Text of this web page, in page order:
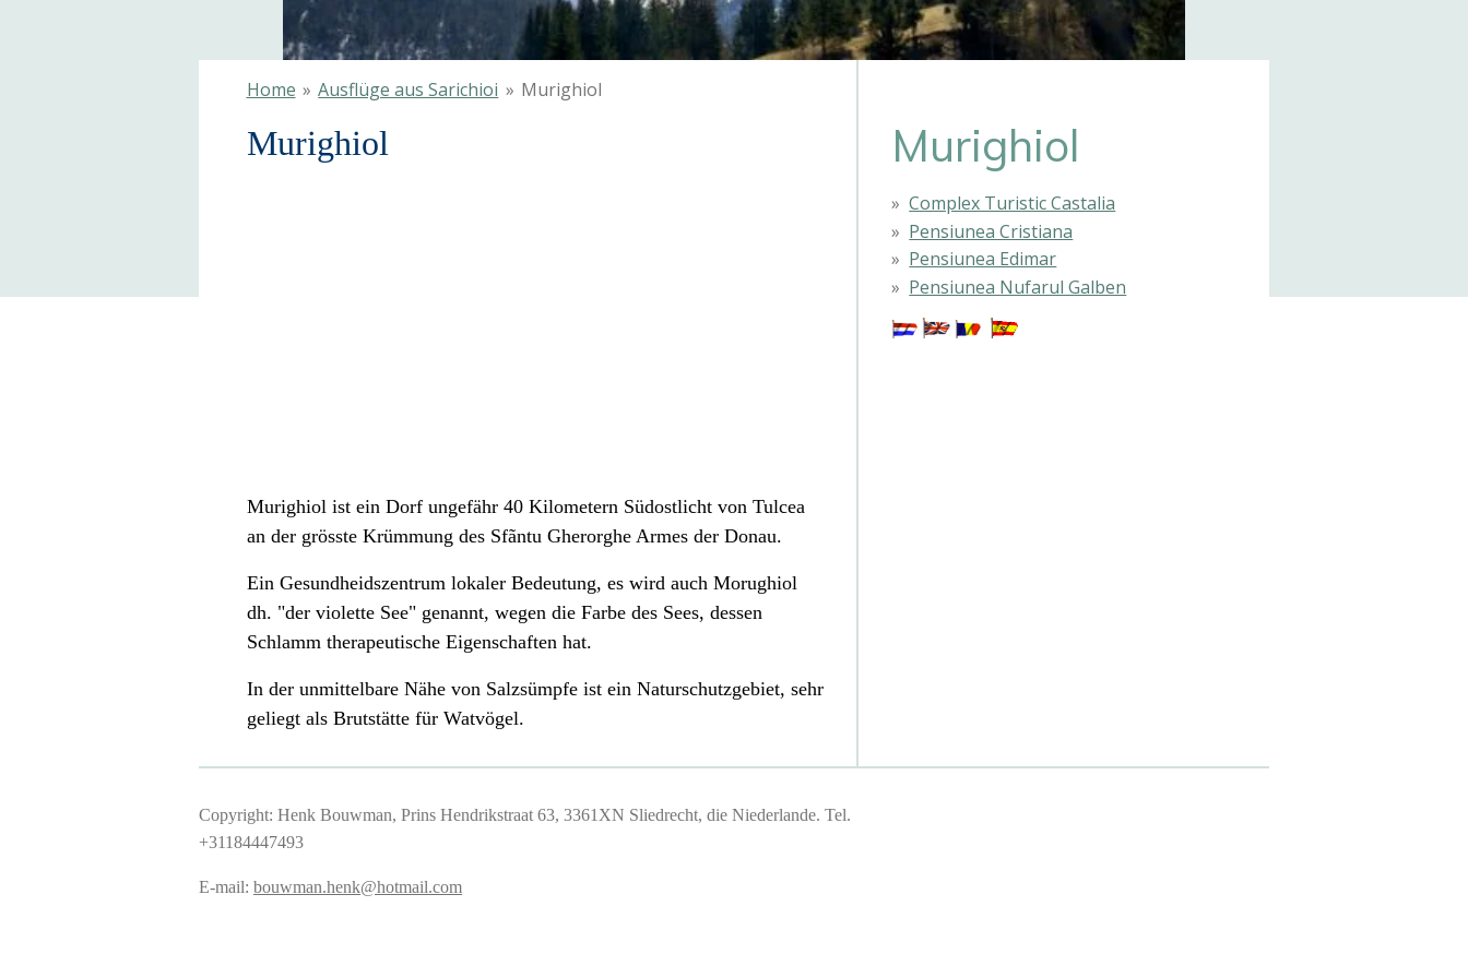
Home » Ausflüge aus Sarichioi » Murighiol
Murighiol
Murighiol ist ein Dorf ungefähr 40 Kilometern Südostlicht von Tulcea
an der grösste Krümmung des Sfãntu Gherorghe Armes der Donau.
Ein Gesundheidszentrum lokaler Bedeutung, es wird auch Morughiol
dh. "der violette See" genannt, wegen die Farbe des Sees, dessen
Schlamm therapeutische Eigenschaften hat.
In der unmittelbare Nähe von Salzsümpfe ist ein Naturschutzgebiet, sehr
geliegt als Brutstätte für Watvögel.
Murighiol
Complex Turistic Castalia
Pensiunea Cristiana
Pensiunea Edimar
Pensiunea Nufarul Galben
Copyright: Henk Bouwman, Prins Hendrikstraat 63, 3361XN Sliedrecht, die Niederlande. Tel.
+31184447493
E-mail: bouwman.henk@hotmail.com